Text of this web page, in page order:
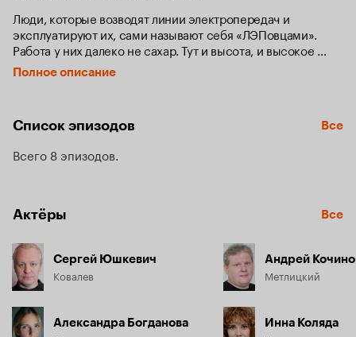
Люди, которые возводят линии электропередач и
эксплуатируют их, сами называют себя «ЛЭПовцами».
Работа у них далеко не сахар. Тут и высота, и высокое
напряжение, и постоянно возникающие внештатные
ситуации, постоянные разъезды, жизнь в полевых
Владимира Ковалёва и рассказывает о мужской дружбе и
Полное описание
Список эпизодов Все
Всего 8 эпизодов
Актёры Все
Сергей Юшкевич
Ковалев
Александра Богданова
Андрей
Метлицкий
Инна Коляда